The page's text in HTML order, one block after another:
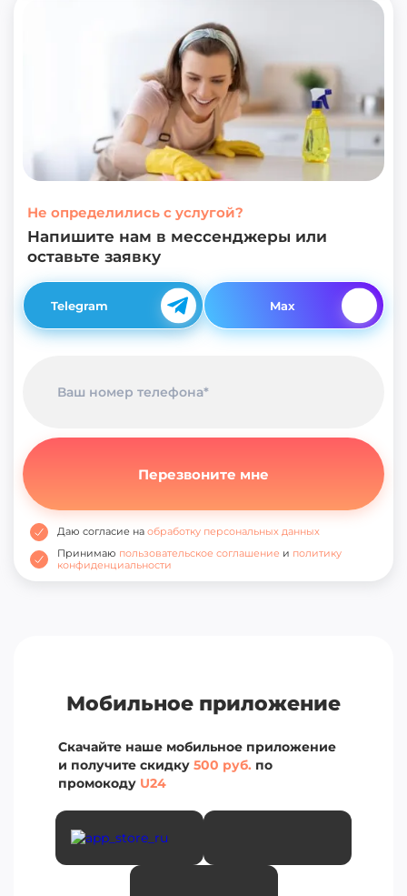
Не определились с услугой?
Напишите нам в мессенджеры или
оставьте заявку
Telegram Max
Даю согласие на обработку персональных данных
Принимаю пользовательское соглашение и политику
конфиденциальности
Мобильное приложение
Скачайте наше мобильное приложение
и получите скидку 500 руб. по
промокоду U24